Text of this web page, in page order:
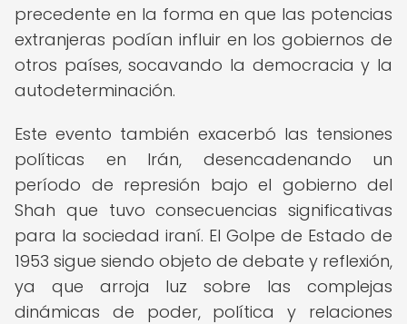
precedente en la forma en que las potencias
extranjeras podían influir en los gobiernos de
otros países, socavando la democracia y la
autodeterminación.
Este evento también exacerbó las tensiones
políticas en Irán, desencadenando un
período de represión bajo el gobierno del
Shah que tuvo consecuencias significativas
para la sociedad iraní. El Golpe de Estado de
1953 sigue siendo objeto de debate y reflexión,
ya que arroja luz sobre las complejas
dinámicas de poder, política y relaciones